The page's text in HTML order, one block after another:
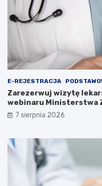
E-REJESTRACJA
Zarezerwuj wizytę
webinaru Ministerstwa
7 sierpnia 2026